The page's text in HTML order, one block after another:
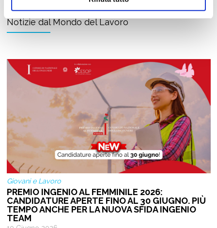
Notizie dal Mondo del Lavoro
Giovani e Lavoro
PREMIO INGENIO AL FEMMINILE 2026:
CANDIDATURE APERTE FINO AL 30 GIUGNO. PIÙ
TEMPO ANCHE PER LA NUOVA SFIDA INGENIO
TEAM